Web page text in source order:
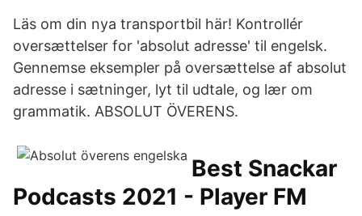
Läs om din nya transportbil här! Kontrollér
oversættelser for 'absolut adresse' til engelsk.
Gennemse eksempler på oversættelse af absolut
adresse i sætninger, lyt til udtale, og lær om
grammatik. ABSOLUT ÖVERENS.
Best Snackar
Podcasts 2021 - Player FM